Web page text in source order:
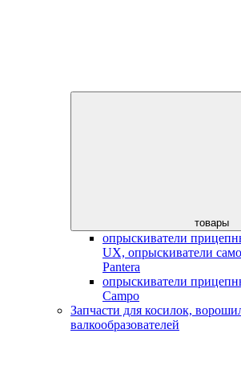
товары
опрыскиватели
UX, опрыскиватели
Pantera
опрыскиватели
Campo
Запчасти для косилок,
валкообразователей